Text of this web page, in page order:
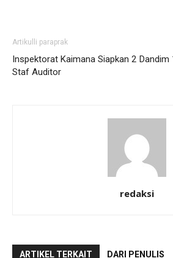
Artikulli paraprak
Inspektorat Kaimana Siapkan 2
Staf Auditor
Dandim
redaksi
ARTIKEL TERKAIT DARI PENULIS